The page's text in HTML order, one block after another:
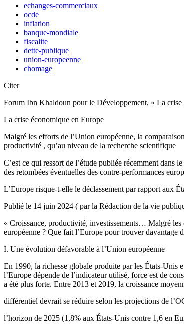
echanges-commerciaux
ocde
inflation
banque-mondiale
fiscalite
dette-publique
union-europeenne
chomage
Citer
Forum Ibn Khaldoun pour le Développement, « La
La crise économique en Europe
Malgré les efforts de l’Union européenne, la
productivité , qu’au niveau de la recherche scientifique
C’est ce qui ressort de l’étude publiée récemment
des retombées éventuelles des contre-performances
L’Europe risque-t-elle le déclassement par rapport aux
Publié le 14 juin 2024 ( par la Rédaction de la vie
« Croissance, productivité, investissements… Malgré les
européenne ? Que fait l’Europe pour trouver davantage
I. Une évolution défavorable à l’Union européenne
En 1990, la richesse globale produite par les États-Unis
l’Europe dépende de l’indicateur utilisé, force est de
a été plus forte. Entre 2013 et 2019, la croissance
différentiel devrait se réduire selon les projections de
l’horizon de 2025 (1,8% aux États-Unis contre 1,6 en